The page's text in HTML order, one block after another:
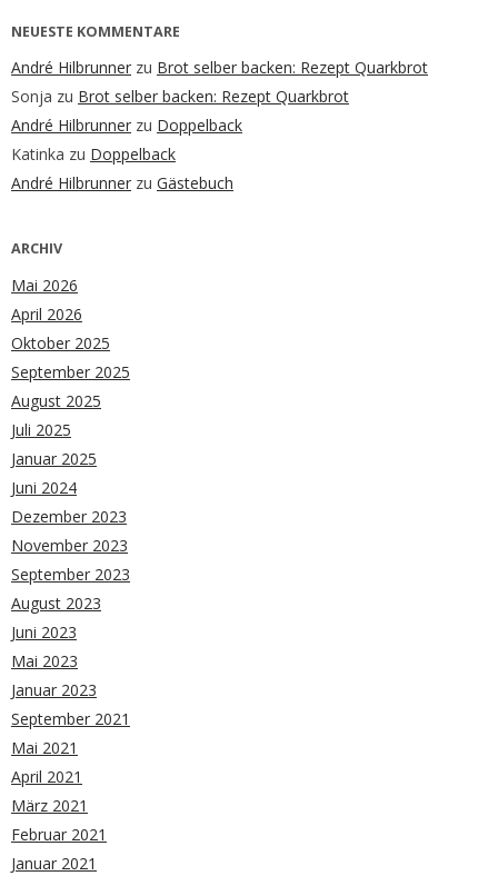
NEUESTE KOMMENTARE
André Hilbrunner zu Brot selber backen: Rezept Quarkbrot
Sonja zu Brot selber backen: Rezept Quarkbrot
André Hilbrunner zu Doppelback
Katinka zu Doppelback
André Hilbrunner zu Gästebuch
ARCHIV
Mai 2026
April 2026
Oktober 2025
September 2025
August 2025
Juli 2025
Januar 2025
Juni 2024
Dezember 2023
November 2023
September 2023
August 2023
Juni 2023
Mai 2023
Januar 2023
September 2021
Mai 2021
April 2021
März 2021
Februar 2021
Januar 2021